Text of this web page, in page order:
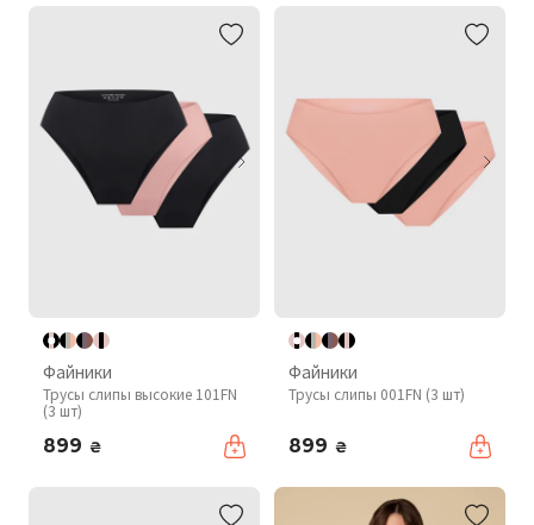
Файники
Трусы слипы высокие 101FN
(3 шт)
899 ₴
Файники
Трусы слипы 001FN (3 шт)
899 ₴